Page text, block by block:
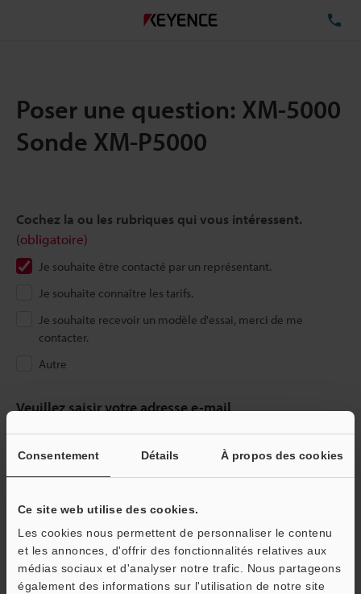
Consentement Détails À propos des cookies
Ce site web utilise des cookies.
Les cookies nous permettent de personnaliser le contenu
et les annonces, d'offrir des fonctionnalités relatives aux
médias sociaux et d'analyser notre trafic. Nous partageons
également des informations sur l'utilisation de notre site
Poser une question: XM-5000
Sonde XM-P5000
Cochez la ou les rubriques qui vous intéressent.
(obligatoire)
Je souhaite être contacté par un représentant.
Je souhaite connaître les tarifs.
Je souhaite recevoir un modèle d'essai, merci de me
contacter.
Autre
Veuillez saisir votre adresse e-mail
Si vous vous êtes déjà inscrit dans le passé, veuillez saisir votre e-
mail ci-dessous.
Si vous n'êtes pas encore inscrit, veuillez saisir votre adresse
votre inscription.
Adresse e-mail(obligatoire)